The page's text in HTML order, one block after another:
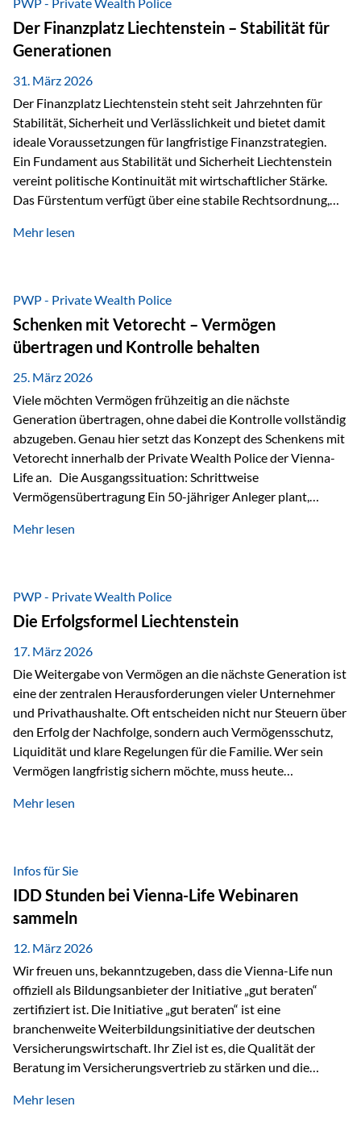
heißt das:Diese Gelder gehören im Konkursfall nicht zur
allgemeinen Konkursmasse, sondern werden ausschließlich
zur Erfüllung…
Der Finanzplatz Liechtenstein – Stabilität für
Generationen
31. März 2026
Der Finanzplatz Liechtenstein steht seit Jahrzehnten für
Stabilität, Sicherheit und Verlässlichkeit und bietet damit
ideale Voraussetzungen für langfristige Finanzstrategien.
Ein Fundament aus Stabilität und Sicherheit Liechtenstein
vereint politische Kontinuität mit wirtschaftlicher Stärke.
Das Fürstentum verfügt über eine stabile Rechtsordnung,
monarchischen Elementen basiert. Diese Struktur schafft
und Unternehmen. Ein wesentliches Merkmal ist die
Staatsfinanzierung: Liechtenstein weist keine
Staatsschulden auf, und der Schutz der wirtschaftlichen
Interessen der Bevölkerung ist in der Verfassung verankert.
Besonders hervorzuheben ist hierbei Artikel 14 der
liechtensteinischen Verfassung. Darin…
Mehr lesen
PWP - Private Wealth Police
Schenken mit Vetorecht – Vermögen
übertragen und Kontrolle behalten
25. März 2026
Viele möchten Vermögen frühzeitig an die nächste
Generation übertragen, ohne dabei die Kontrolle vollständig
abzugeben. Genau hier setzt das Konzept des Schenkens mit
Vetorecht innerhalb der Private Wealth Police der Vienna-
Life an. Die Ausgangssituation: Schrittweise
Vermögensübertragung Ein 50-jähriger Anleger plant,
der steuerliche Freibetrag optimal genutzt werden, sondern
strukturierte, langfristige Vermögensübertragung, ohne die
Kontrolle vollständig aus der Hand zu geben. Die Lösung:
Abschmelzung mit Vetorecht Die Umsetzung erfolgt über die
Private Wealth Police…
Mehr lesen
PWP - Private Wealth Police
Die Erfolgsformel Liechtenstein
17. März 2026
Die Weitergabe von Vermögen an die nächste Generation ist
eine der zentralen Herausforderungen vieler Unternehmer
und Privathaushalte. Oft entscheiden nicht nur Steuern über
den Erfolg der Nachfolge, sondern auch Vermögensschutz,
Liquidität und klare Regelungen für die Familie. Wer sein
Vermögen langfristig sichern möchte, muss heute
„Erfolgsformel Liechtenstein“, herausgegeben und verfasst
Vermögensschutz strategisch miteinander verbindet.
Warum klassische Nachfolgeplanung oft scheitert Viele
Vermögen werden erst im Todesfall übertragen. Das kann zu
Problemen führen: Hohe Erbschaftsteuern Streitigkeiten
zwischen Erben Liquiditätsprobleme bei Immobilien…
Mehr lesen
Infos für Sie
IDD Stunden bei Vienna-Life Webinaren
sammeln
12. März 2026
Wir freuen uns, bekanntzugeben, dass die Vienna-Life nun
offiziell als Bildungsanbieter der Initiative „gut beraten“
zertifiziert ist. Die Initiative „gut beraten“ ist eine
branchenweite Weiterbildungsinitiative der deutschen
Versicherungswirtschaft. Ihr Ziel ist es, die Qualität der
Beratung im Versicherungsvertrieb zu stärken und die
Personen transparent zu dokumentieren. Seit der
Mehr lesen